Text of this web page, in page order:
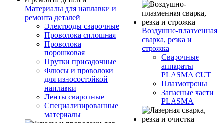
Материалы для наплавки и
ремонта деталей
Электроды сварочные
Проволока сплошная
Проволока
порошковая
Прутки присадочные
Флюсы и проволоки
для износостойкой
наплавки
Ленты сварочные
Специализированные
материалы
Воздушно-плазменная
сварка, резка и
строжка
Сварочные
аппараты
PLASMA CUT
Плазмотроны
Запасные части
PLASMA